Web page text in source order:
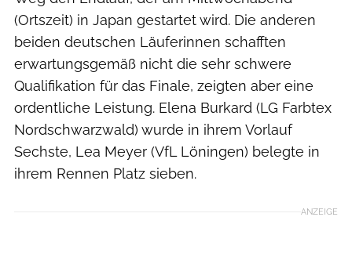
(Ortszeit) in Japan gestartet wird. Die anderen
beiden deutschen Läuferinnen schafften
erwartungsgemäß nicht die sehr schwere
Qualifikation für das Finale, zeigten aber eine
ordentliche Leistung. Elena Burkard (LG Farbtex
Nordschwarzwald) wurde in ihrem Vorlauf
Sechste, Lea Meyer (VfL Löningen) belegte in
ihrem Rennen Platz sieben.
ANZEIGE